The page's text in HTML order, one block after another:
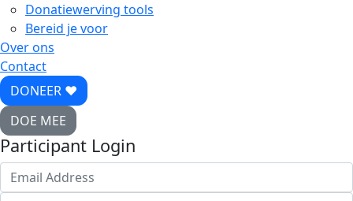
Donatiewerving tools
Bereid je voor
Over ons
Contact
DONEER ♥
DOE MEE
Participant Login